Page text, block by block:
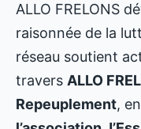
ALLO FRELONS
raisonnée de la
réseau soutient
travers ALLO
Repeuplement,